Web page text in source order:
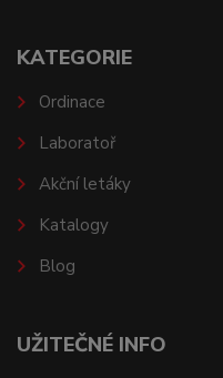
KATEGORIE
Ordinace
Laboratoř
Akční letáky
Katalogy
Blog
UŽITEČNÉ INFO